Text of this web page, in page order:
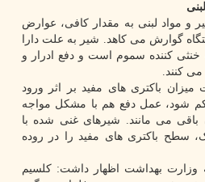
و مواد لبنی به مقدار کافی، عوارض
گوارش می کاهد. شیر به علت دارا
خنثی کننده سموم است و دفع ادرار و
می کنند.
باکتری های مفید بر اثر ورود
کم شود، عمل دفع هم با مشکل مواجه
می مانند. شیرهای غنی شده با
سطح باکتری های مفید را در روده
وزارت بهداشت اظهار داشت: کلسیم